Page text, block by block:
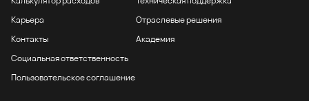
Карьера
Контакты
Социальная ответственность
Пользовательское соглашение
Отраслевые решения
Академия